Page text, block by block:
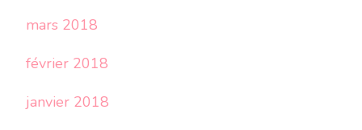
mars 2018
février 2018
janvier 2018